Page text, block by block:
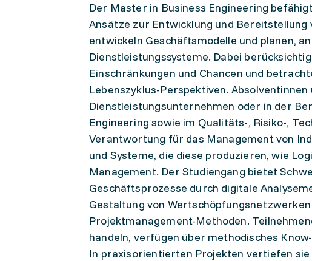
Der Master in Business Engineering
Ansätze zur Entwicklung und Bereitstellung
entwickeln Geschäftsmodelle und planen,
Dienstleistungssysteme. Dabei
Einschränkungen und Chancen und
Lebenszyklus-Perspektiven.
Dienstleistungsunternehmen oder in der
Engineering sowie im Qualitäts-, Risiko-,
Verantwortung für das Management von
und Systeme, die diese produzieren, wie
Management. Der Studiengang bietet
Geschäftsprozesse durch digitale
Gestaltung von
Projektmanagement-Methoden.
handeln, verfügen über methodisches
In praxisorientierten Projekten vertiefen